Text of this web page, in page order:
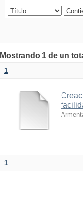
Mostrando 1 de un
1
1